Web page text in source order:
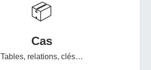
📦
Cas
Tables, relations, clés…